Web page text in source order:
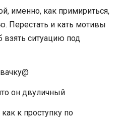
именно, как примириться,
Перестать и кать мотивы
взять ситуацию под
он двуличный
к проступку по